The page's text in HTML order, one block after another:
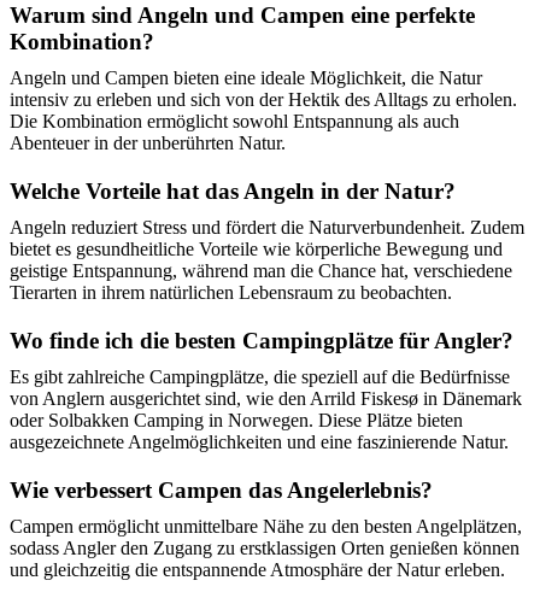
Warum sind Angeln und Campen eine perfekte
Kombination?
Angeln und Campen bieten eine ideale Möglichkeit, die Natur
intensiv zu erleben und sich von der Hektik des Alltags zu erholen.
Die Kombination ermöglicht sowohl Entspannung als auch
Abenteuer in der unberührten Natur.
Welche Vorteile hat das Angeln in der Natur?
Angeln reduziert Stress und fördert die Naturverbundenheit. Zudem
bietet es gesundheitliche Vorteile wie körperliche Bewegung und
geistige Entspannung, während man die Chance hat, verschiedene
Tierarten in ihrem natürlichen Lebensraum zu beobachten.
Wo finde ich die besten Campingplätze für Angler?
Es gibt zahlreiche Campingplätze, die speziell auf die Bedürfnisse
von Anglern ausgerichtet sind, wie den Arrild Fiskesø in Dänemark
oder Solbakken Camping in Norwegen. Diese Plätze bieten
ausgezeichnete Angelmöglichkeiten und eine faszinierende Natur.
Wie verbessert Campen das Angelerlebnis?
Campen ermöglicht unmittelbare Nähe zu den besten Angelplätzen,
sodass Angler den Zugang zu erstklassigen Orten genießen können
und gleichzeitig die entspannende Atmosphäre der Natur erleben.